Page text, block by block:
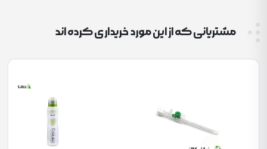
مشتریانی که از این مورد خریداری کرده اند